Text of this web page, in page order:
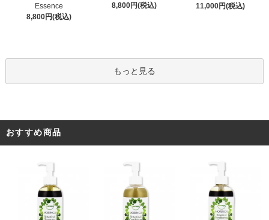
Essence
8,800円(税込)
8,800円(税込)
11,000円(税込)
もっと見る
おすすめ商品